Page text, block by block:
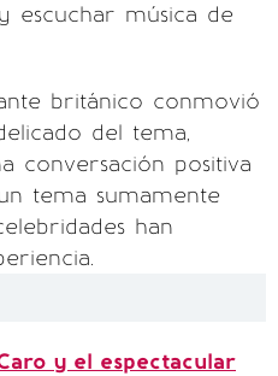
escuchar música de
británico conmovió
del tema,
conversación positiva
tema sumamente
han
y el espectacular